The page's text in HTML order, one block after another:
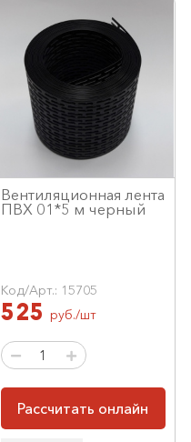
Вентиляционная лента
ПВХ 01*5 м черный
Код/Арт.: 15705
525 руб./шт
Рассчитать онлайн